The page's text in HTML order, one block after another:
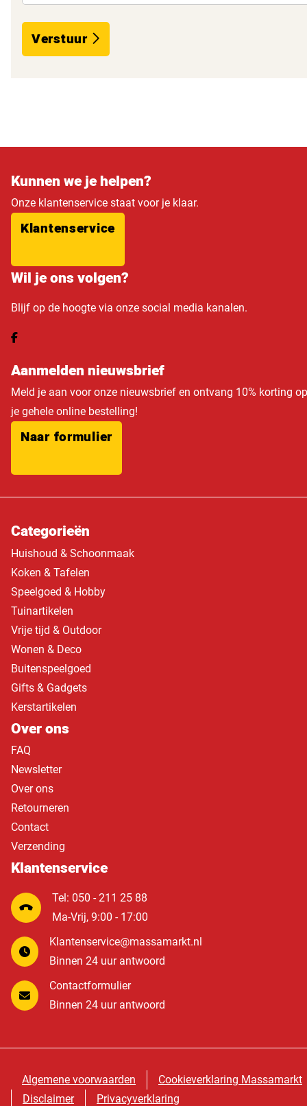
Verstuur
Kunnen we je helpen?
Onze klantenservice staat voor je klaar.
Klantenservice
Wil je ons volgen?
Blijf op de hoogte via onze social media kanalen.
Aanmelden nieuwsbrief
Meld je aan voor onze nieuwsbrief en ontvang 10% korting op
je gehele online bestelling!
Naar formulier
Categorieën
Huishoud & Schoonmaak
Koken & Tafelen
Speelgoed & Hobby
Tuinartikelen
Vrije tijd & Outdoor
Wonen & Deco
Buitenspeelgoed
Gifts & Gadgets
Kerstartikelen
Over ons
FAQ
Newsletter
Over ons
Retourneren
Contact
Verzending
Klantenservice
Tel: 050 - 211 25 88
Ma-Vrij, 9:00 - 17:00
Klantenservice@massamarkt.nl
Binnen 24 uur antwoord
Contactformulier
Binnen 24 uur antwoord
Algemene voorwaarden
Cookieverklaring Massamarkt
Disclaimer
Privacyverklaring